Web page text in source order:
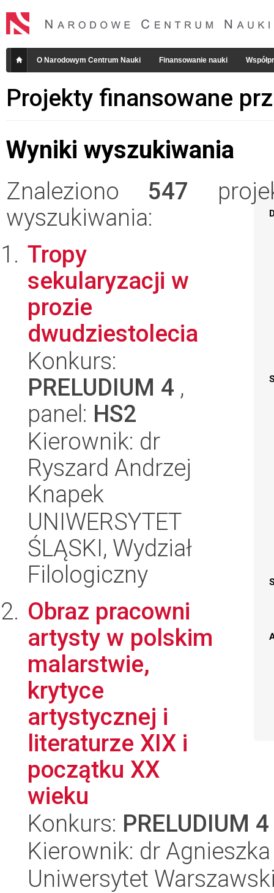
O Narodowym Centrum Nauki Finansowanie nauki
Projekty finansowane
Wyniki wyszukiwania
Znaleziono 547
wyszukiwania:
Tropy
sekularyzacji w
prozie
dwudziestolecia
Konkurs:
PRELUDIUM 4 ,
panel: HS2
Kierownik: dr
Ryszard Andrzej
Knapek
UNIWERSYTET
ŚLĄSKI, Wydział
Filologiczny
Obraz pracowni
artysty w polskim
malarstwie,
krytyce
artystycznej i
literaturze XIX i
początku XX
wieku
Konkurs: PRELUDIUM 4
Kierownik: dr
Uniwersytet